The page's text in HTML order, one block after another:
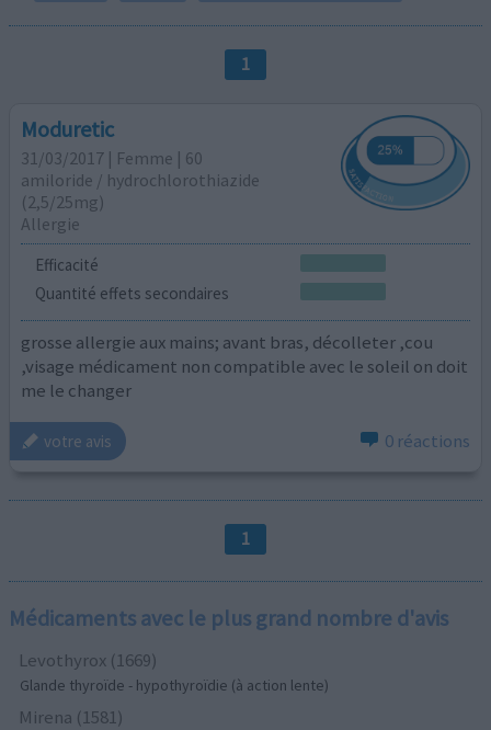
1
Moduretic
31/03/2017 | Femme | 60
amiloride / hydrochlorothiazide
(2,5/25mg)
Allergie
Efficacité
Quantité effets secondaires
grosse allergie aux mains; avant bras, décolleter ,cou
,visage médicament non compatible avec le soleil on doit
me le changer
votre avis 0 réactions
1
Médicaments avec le plus grand nombre d'avis
Levothyrox (1669)
Glande thyroïde - hypothyroïdie (à action lente)
Mirena (1581)